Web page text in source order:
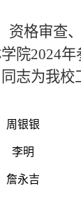
资格审查
院2024
志为我校
周银银
李明
詹永吉